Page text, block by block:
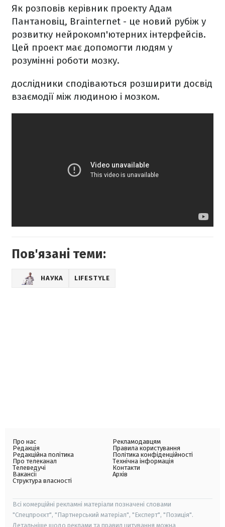
Як розповів керівник проекту Адам
Пантановіц, Brainternet - це новий рубіж у
розвитку нейрокомп'ютерних інтерфейсів.
Цей проект має допомогти людям у
розумінні роботи мозку.
дослідники сподіваються розширити досвід
взаємодії між людиною і мозком.
Пов'язані теми:
НАУКА LIFESTYLE
Про нас
Редакція
Редакційна політика
Про телеканал
Телеведучі
Вакансії
Структура власності
Рекламодавцям
Правила користування
Політика конфіденційності
Технічна інформація
Контакти
Архів
Всі комерційні рекламні матеріали позначені словами
"Спецпроєкт", "Партнерський матеріал", "Експерт", "Позиція".
Детальніше щодо реклами та правил цитування можна